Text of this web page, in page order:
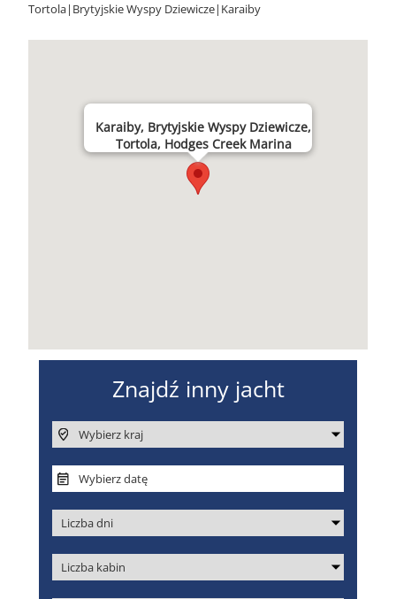
Tortola|Brytyjskie Wyspy Dziewicze|Karaiby
Karaiby, Brytyjskie Wyspy Dziewicze,
Tortola, Hodges Creek Marina